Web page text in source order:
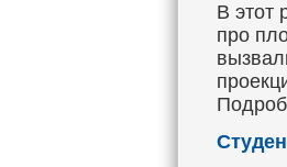
В этот
про